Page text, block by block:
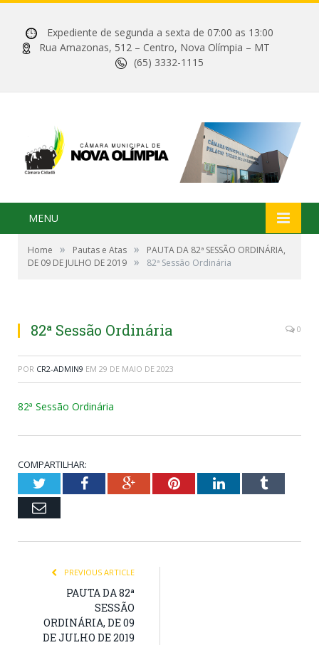
Expediente de segunda a sexta de 07:00 as 13:00
Rua Amazonas, 512 – Centro, Nova Olímpia – MT
(65) 3332-1115
MENU
Home » Pautas e Atas »
PAUTA DA 82ª SESSÃO ORDINÁRIA,
DE 09 DE JULHO DE 2019 » 82ª Sessão Ordinária
82ª Sessão Ordinária 0
POR CR2-ADMIN9 EM 29 DE MAIO DE 2023
82ª Sessão Ordinária
COMPARTILHAR:
TwitterFacebookGoogle+PinterestLinkedInTumblr
Email
PREVIOUS ARTICLE
PAUTA DA 82ª
SESSÃO
ORDINÁRIA, DE 09
DE JULHO DE 2019